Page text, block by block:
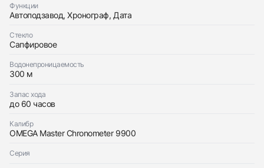
Функции
Автоподзавод, Хронограф, Дата
Стекло
Сапфировое
Водонепроницаемость
300 м
Запас хода
до 60 часов
Калибр
OMEGA Master Chronometer 9900
Серия
Отправить заявку